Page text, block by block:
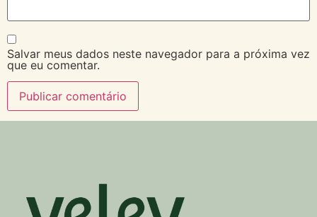
Salvar meus dados neste navegador para a próxima vez
que eu comentar.